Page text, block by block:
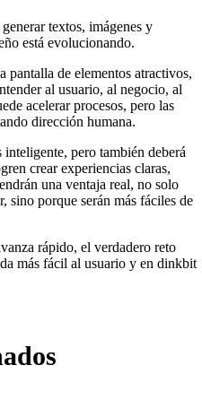
textos, imágenes y
está evolucionando.
pantalla de elementos atractivos,
al usuario, al negocio, al
acelerar procesos, pero las
dirección humana.
pero también deberá
crear experiencias claras,
una ventaja real, no solo
sino porque serán más fáciles de
rápido, el verdadero reto
más fácil al usuario y en dinkbit